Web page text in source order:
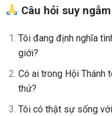
Câu hỏi suy
Tôi đang định nghĩa
giới?
Có ai trong Hội Thánh
thứ?
Tôi có thật sự sống